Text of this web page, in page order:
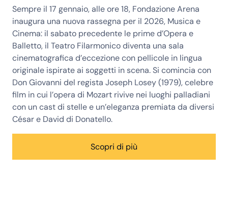
Sempre il 17 gennaio, alle ore 18, Fondazione Arena
inaugura una nuova rassegna per il 2026, Musica e
Cinema: il sabato precedente le prime d’Opera e
Balletto, il Teatro Filarmonico diventa una sala
cinematografica d’eccezione con pellicole in lingua
originale ispirate ai soggetti in scena. Si comincia con
Don Giovanni del regista Joseph Losey (1979), celebre
film in cui l’opera di Mozart rivive nei luoghi palladiani
con un cast di stelle e un’eleganza premiata da diversi
César e David di Donatello.
Scopri di più